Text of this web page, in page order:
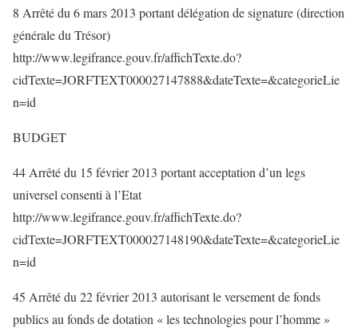
8 Arrêté du 6 mars 2013 portant délégation de signature (direction
générale du Trésor)
http://www.legifrance.gouv.fr/affichTexte.do?
cidTexte=JORFTEXT000027147888&dateTexte=&categorieLie
n=id
BUDGET
44 Arrêté du 15 février 2013 portant acceptation d’un legs
universel consenti à l’Etat
http://www.legifrance.gouv.fr/affichTexte.do?
cidTexte=JORFTEXT000027148190&dateTexte=&categorieLie
n=id
45 Arrêté du 22 février 2013 autorisant le versement de fonds
publics au fonds de dotation « les technologies pour l’homme »